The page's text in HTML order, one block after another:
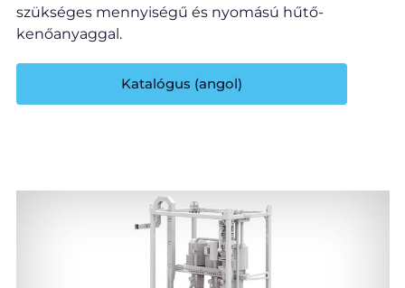
szükséges mennyiségű és nyomású hűtő-
kenőanyaggal.
Katalógus (angol)